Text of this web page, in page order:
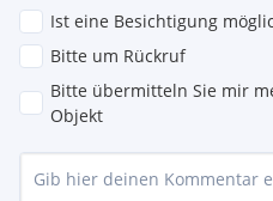
Ist eine Besichtigung
Bitte um Rückruf
Bitte übermitteln Sie mir
Objekt